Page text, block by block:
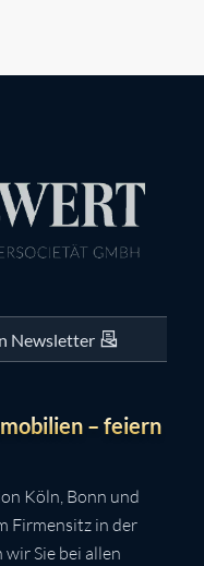
Newsletter
– feiern
Köln, Bonn und
Firmensitz in der
Sie bei allen